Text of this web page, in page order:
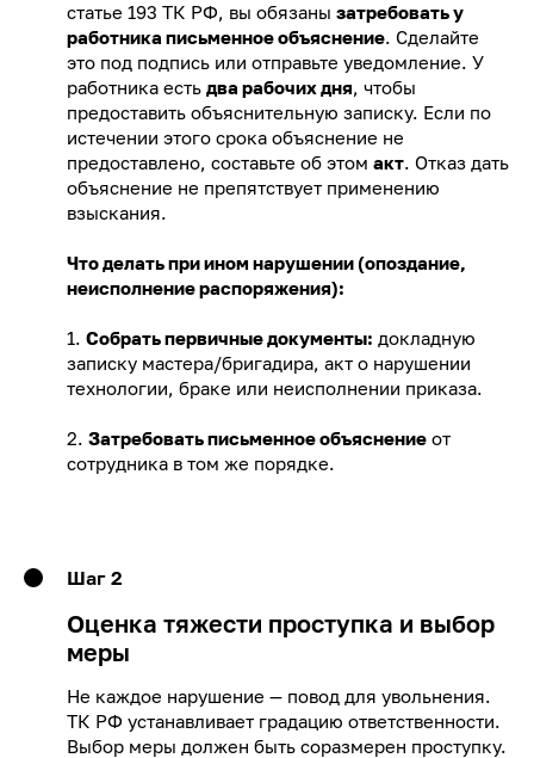
статье 193 ТК РФ, вы обязаны затребовать у
работника письменное объяснение. Сделайте
это под подпись или отправьте уведомление. У
работника есть два рабочих дня, чтобы
предоставить объяснительную записку. Если по
истечении этого срока объяснение не
предоставлено, составьте об этом акт. Отказ дать
объяснение не препятствует применению
взыскания.
Что делать при ином нарушении (опоздание,
неисполнение распоряжения):
1. Собрать первичные документы: докладную
записку мастера/бригадира, акт о нарушении
технологии, браке или неисполнении приказа.
2. Затребовать письменное объяснение от
сотрудника в том же порядке.
Шаг 2
Оценка тяжести проступка и выбор
меры
Не каждое нарушение — повод для увольнения.
ТК РФ устанавливает градацию ответственности.
Выбор меры должен быть соразмерен проступку.